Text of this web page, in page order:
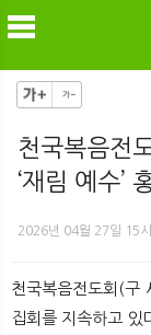
메
천국복음전
‘재림 예수’
2026년 04월 27일 15
천국복음전도회(구
집회를 지속하고 있